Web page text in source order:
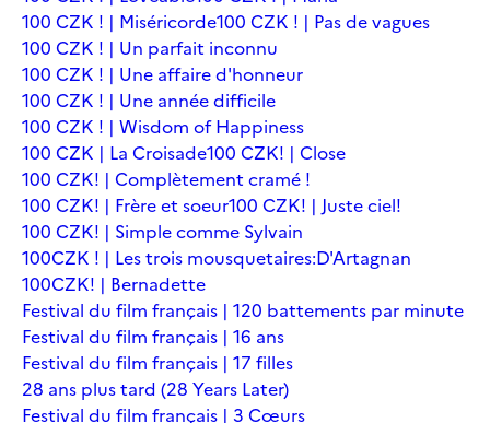
100 CZK ! | Miséricorde100 CZK ! | Pas de vagues
100 CZK ! | Un parfait inconnu
100 CZK ! | Une affaire d'honneur
100 CZK ! | Une année difficile
100 CZK ! | Wisdom of Happiness
100 CZK | La Croisade100 CZK! | Close
100 CZK! | Complètement cramé !
100 CZK! | Frère et soeur100 CZK! | Juste ciel!
100 CZK! | Simple comme Sylvain
100CZK ! | Les trois mousquetaires:D'Artagnan
100CZK! | Bernadette
Festival du film français | 120 battements par minute
Festival du film français | 16 ans
Festival du film français | 17 filles
28 ans plus tard (28 Years Later)
Festival du film français | 3 Cœurs